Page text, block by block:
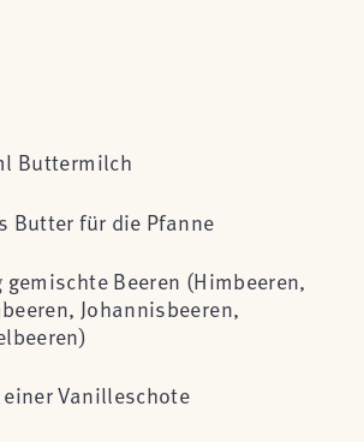
Buttermilch
Butter für die Pfanne
gemischte Beeren (Himbeeren,
Johannisbeeren,
einer Vanilleschote